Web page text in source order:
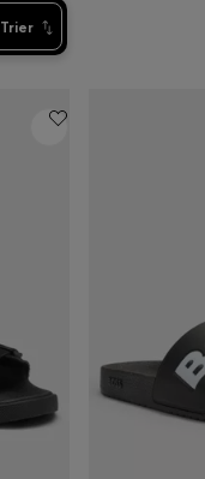
Trier